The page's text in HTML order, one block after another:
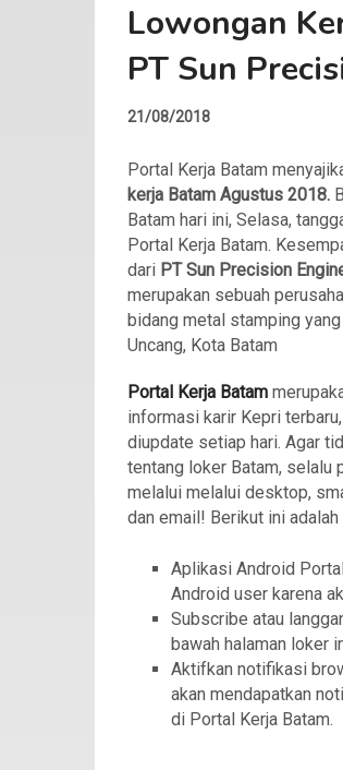
Lowongan
PT Sun
21/08/2018
Portal Kerja Batam
kerja Batam Agustus 2018.
Batam hari ini, Selasa,
Portal Kerja Batam.
dari PT Sun Precision
merupakan sebuah
bidang metal stamping
Uncang, Kota Batam
Portal Kerja Batam
informasi karir Kepri
diupdate setiap hari. Agar
tentang loker Batam, selalu
melalui melalui desktop,
dan email! Berikut ini
Aplikasi Android
Android user karena
Subscribe atau
bawah halaman loker
Aktifkan notifikasi
akan mendapatkan
di Portal Kerja Batam.